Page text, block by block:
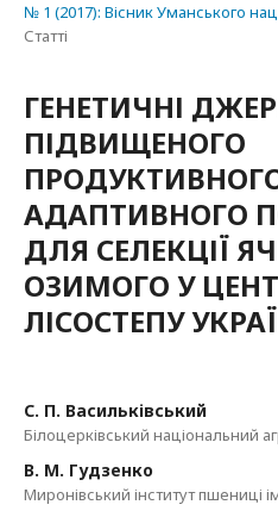
№ 1 (2017): Вісник Уманського
Статті
ГЕНЕТИЧНІ
ПІДВИЩЕНОГО
АДАПТИВНОГО
ДЛЯ СЕЛЕКЦІЇ
ОЗИМОГО У
ЛІСОСТЕПУ
С. П. Васильківський
Білоцерківський національний
В. М. Гудзенко
Миронівський інститут пшениці